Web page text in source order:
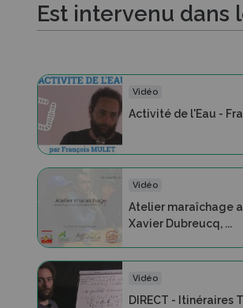
Est intervenu dans
Vidéo
Activité de l'Eau -
Vidéo
Atelier maraîchage
Xavier Dubreucq, ...
Vidéo
DIRECT - Itinéraires